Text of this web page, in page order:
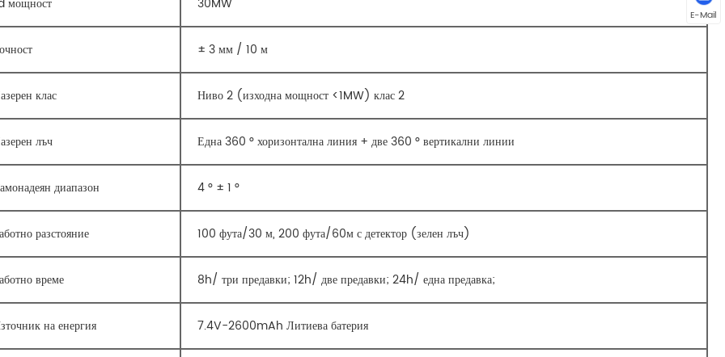
мощност 30MW
± 3 мм / 10 м
клас Ниво 2 (изходна мощност <1MW) клас 2
лъч Една 360 ° хоризонтална линия + две 360 ° вертикални линии
диапазон 4 ° ± 1 °
разстояние 100 фута/30 м, 200 фута/60м с детектор (зелен лъч)
време 8h/ три предавки; 12h/ две предавки; 24h/ една предавка;
на енергия 7.4V-2600mAh Литиева батерия
E-Mail